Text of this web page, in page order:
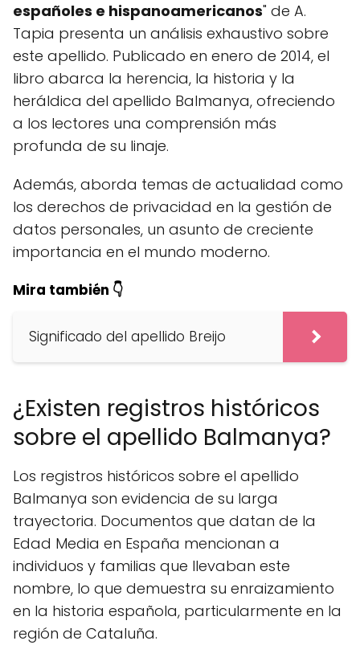
españoles e hispanoamericanos" de A.
Tapia presenta un análisis exhaustivo sobre
este apellido. Publicado en enero de 2014, el
libro abarca la herencia, la historia y la
heráldica del apellido Balmanya, ofreciendo
a los lectores una comprensión más
profunda de su linaje.
Además, aborda temas de actualidad como
los derechos de privacidad en la gestión de
datos personales, un asunto de creciente
importancia en el mundo moderno.
Mira también 👇
Significado del apellido Breijo
¿Existen registros históricos
sobre el apellido Balmanya?
Los registros históricos sobre el apellido
Balmanya son evidencia de su larga
trayectoria. Documentos que datan de la
Edad Media en España mencionan a
individuos y familias que llevaban este
nombre, lo que demuestra su enraizamiento
en la historia española, particularmente en la
región de Cataluña.